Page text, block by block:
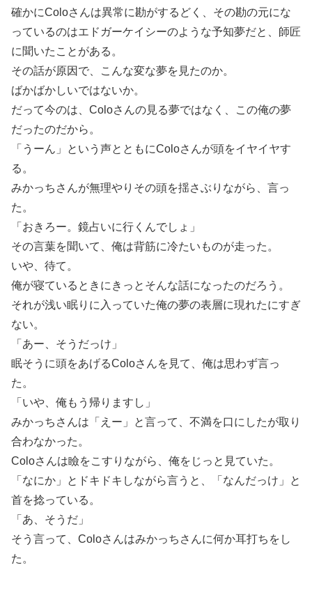
確かにColoさんは異常に勘がするどく、その勘の元にな
っているのはエドガーケイシーのような予知夢だと、師匠
に聞いたことがある。
その話が原因で、こんな変な夢を見たのか。
ばかばかしいではないか。
だって今のは、Coloさんの見る夢ではなく、この俺の夢
だったのだから。
「うーん」という声とともにColoさんが頭をイヤイヤす
る。
みかっちさんが無理やりその頭を揺さぶりながら、言っ
た。
「おきろー。鏡占いに行くんでしょ」
その言葉を聞いて、俺は背筋に冷たいものが走った。
いや、待て。
俺が寝ているときにきっとそんな話になったのだろう。
それが浅い眠りに入っていた俺の夢の表層に現れたにすぎ
ない。
「あー、そうだっけ」
眠そうに頭をあげるColoさんを見て、俺は思わず言っ
た。
「いや、俺もう帰りますし」
みかっちさんは「えー」と言って、不満を口にしたが取り
合わなかった。
Coloさんは瞼をこすりながら、俺をじっと見ていた。
「なにか」とドキドキしながら言うと、「なんだっけ」と
首を捻っている。
「あ、そうだ」
そう言って、Coloさんはみかっちさんに何か耳打ちをし
た。